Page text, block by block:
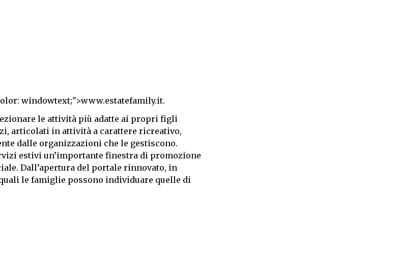
windowtext;">www.estatefamily.it.
le attività più adatte ai propri figli
articolati in attività a carattere ricreativo,
dalle organizzazioni che le gestiscono.
estivi un’importante finestra di promozione
Dall’apertura del portale rinnovato, in
le famiglie possono individuare quelle di